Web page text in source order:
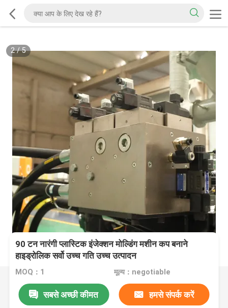
2/5
90 टन नारंगी प्लास्टिक इंजेक्शन मोल्डिंग मशीन कप बनाने
हाइड्रोलिक सर्वो उच्च गति उच्च उत्पादन
MOQ：1 मूल्य：negotiable
सबसे अच्छी कीमत हमसे संपर्क करें